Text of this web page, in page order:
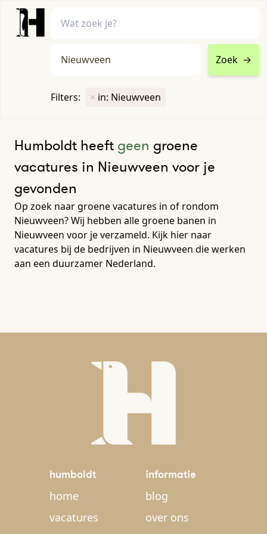
Zoek →
Filters: × in: Nieuwveen
Humboldt heeft geen groene
vacatures in Nieuwveen voor je
gevonden
Op zoek naar groene vacatures in of rondom
Nieuwveen? Wij hebben alle groene banen in
Nieuwveen voor je verzameld. Kijk hier naar
vacatures bij de bedrijven in Nieuwveen die werken
aan een duurzamer Nederland.
humboldt
home
vacatures
informatie
blog
over ons